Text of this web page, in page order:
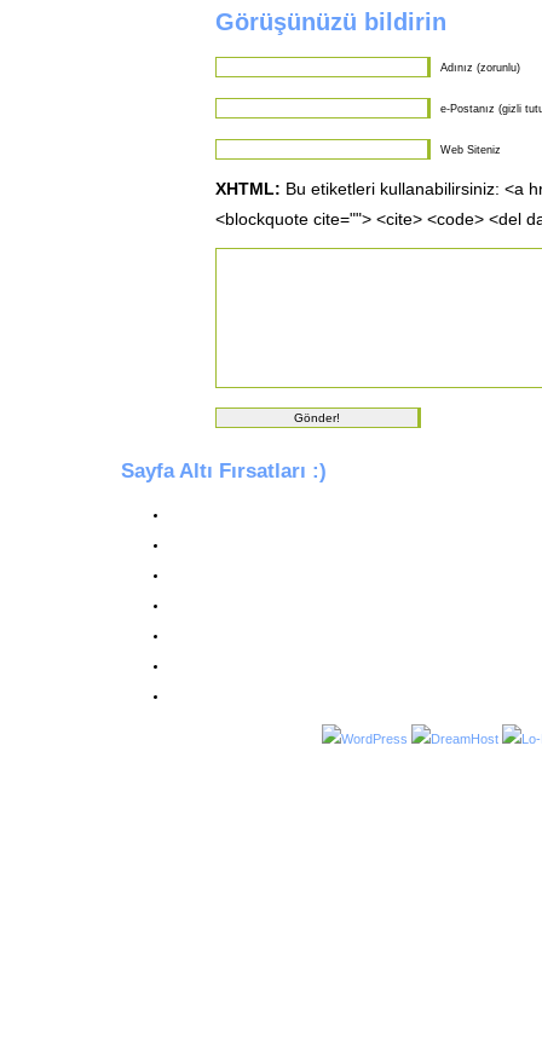
Görüşünüzü bildirin
Adınız (zorunlu)
e-Postanız (gizli
Web Siteniz
XHTML: Bu etiketleri kullanabilirsiniz: <a
<blockquote cite=""> <cite> <code> <del
Sayfa Altı Fırsatları :)